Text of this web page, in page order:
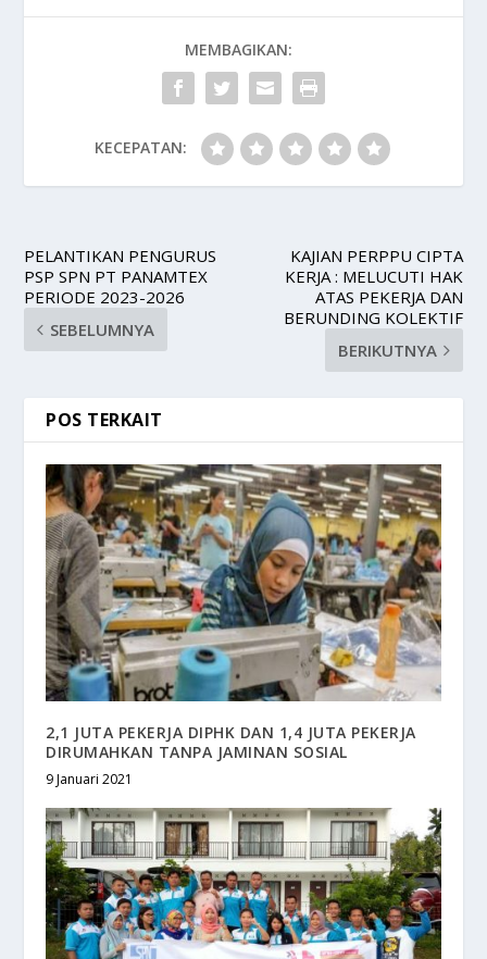
MEMBAGIKAN:
KECEPATAN:
PELANTIKAN PENGURUS
PSP SPN PT PANAMTEX
PERIODE 2023-2026
SEBELUMNYA
KAJIAN PERPPU CIPTA
KERJA : MELUCUTI HAK
ATAS PEKERJA DAN
BERUNDING KOLEKTIF
BERIKUTNYA
POS TERKAIT
2,1 JUTA PEKERJA DIPHK DAN 1,4 JUTA PEKERJA
DIRUMAHKAN TANPA JAMINAN SOSIAL
9 Januari 2021